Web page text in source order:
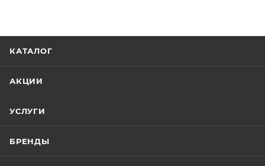
КАТАЛОГ
АКЦИИ
УСЛУГИ
БРЕНДЫ